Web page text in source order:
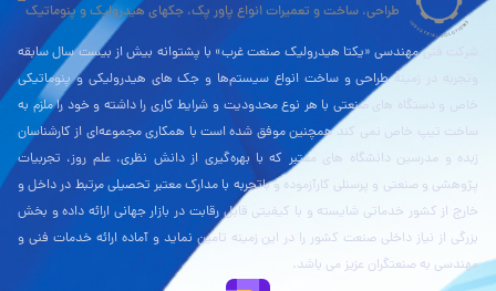
طراحی، ساخت و تعمیرات انواع پاور پک، جکهای هیدرولیک و پنوماتیک
شرکت فنی مهندسی «یکتا هیدرولیک صنعت غرب» با پشتوانه بیش از بیست سال سابقه
وتجربه در زمینۀ طراحی و ساخت انواع سیستم‌ها و جک های هیدرولیکی و پنوماتیکی
خاص و دستگاه های صنعتی با هر نوع محدودیت و شرایط کاری را داشته و خود را ملزم به
ساخت تیپ خاص نمی کند همچنین موفق شده است با همکاری مجموعه‌ای از کارشناسان
زبده و مدرسین دانشگاه های معتبر که با بهره‌گیری از دانش نظری، علم روز، تجربیات
پژوهشی و صنعتی و پرسنلی کارآزموده و باتجربه با مدارک معتبر تحصیلی مرتبط در داخل و
خارج از کشور خدماتی شایسته و با کیفیتی قابل رقابت در بازار جهانی ارائه داده و بخش
بزرگی از نیاز داخلی صنعت کشور را در این زمینه تامین نماید و آماده ارائه خدمات فنی و
مهندسی به صنعتگران عزیز می باشد.